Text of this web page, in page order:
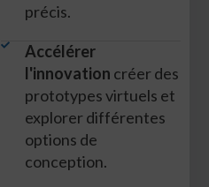
précis.
Accélérer
l'innovation créer des
prototypes virtuels et
explorer différentes
options de
conception.